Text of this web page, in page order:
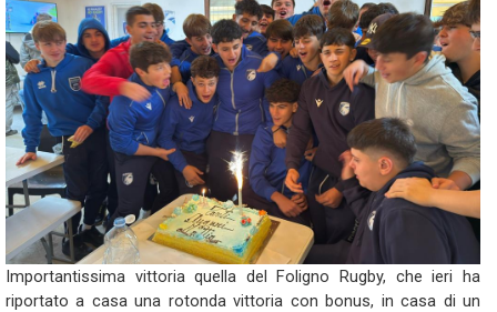
Importantissima vittoria quella del Foligno Rugby, che ieri ha
riportato a casa una rotonda vittoria con bonus, in casa di un